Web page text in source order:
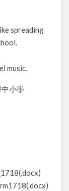
spreading
music.
小學